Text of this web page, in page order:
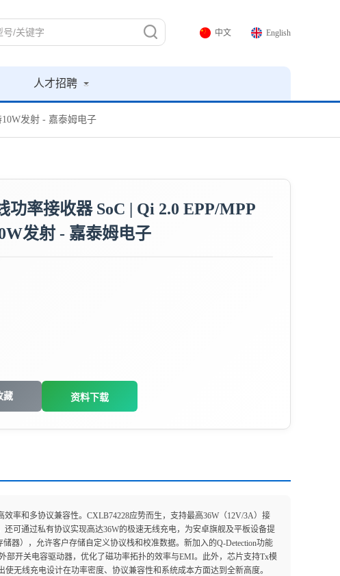
中文 English
人才招聘
10W发射 - 嘉泰姆电子
功率接收器 SoC | Qi 2.0 EPP/MPP
发射 - 嘉泰姆电子
藏 资料下载
率和多协议兼容性。CXLB74228应势而生，支持最高36W（12V/3A）接
还可通过私有协议实现高达36W的极速无线充电，为安卓旗舰及平板设备提
器），允许客户存储自定义协议栈和校准数据。新加入的Q-Detection功能
开关电容驱动器，优化了磁功率拓扑的效率与EMI。此外，芯片支持Tx模
无线充电设计在功率密度、协议兼容性和系统成本方面达到全新高度。